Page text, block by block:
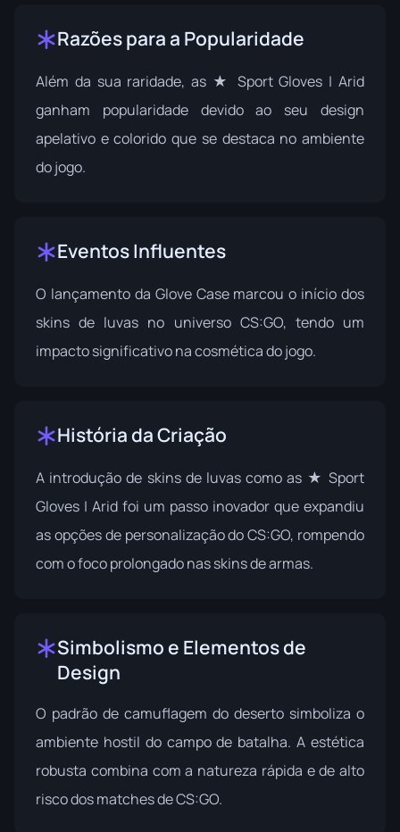
Razões para a Popularidade
Além da sua raridade, as ★ Sport Gloves | Arid
ganham popularidade devido ao seu design
apelativo e colorido que se destaca no ambiente
do jogo.
Eventos Influentes
O lançamento da Glove Casemarcou o início dos
skins de luvas no universo CS:GO, tendo um
impacto significativo na cosmética do jogo.
História da Criação
A introdução de skins de luvas como as ★ Sport
Gloves | Arid foi um passo inovador que expandiu
as opções de personalização do CS:GO, rompendo
com o foco prolongado nas skins de armas.
Simbolismo e Elementos de
Design
O padrão de camuflagem do deserto simboliza o
ambiente hostil do campo de batalha. A estética
robusta combina com a natureza rápida e de alto
risco dos matches de CS:GO.